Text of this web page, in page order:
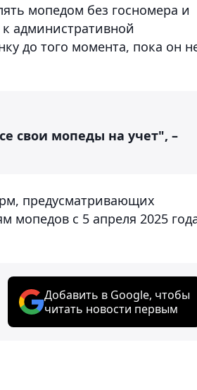
мопедом без госномера и
к административной
до того момента, пока он
свои мопеды на учет", –
предусматривающих
мопедов с 5 апреля 2025
Добавить в Google, чтобы
читать новости первым